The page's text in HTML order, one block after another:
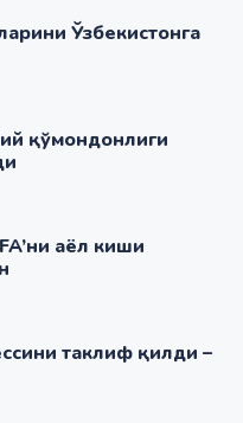
Ўзбекистонга
қўмондонлиги
аёл киши
таклиф қилди –